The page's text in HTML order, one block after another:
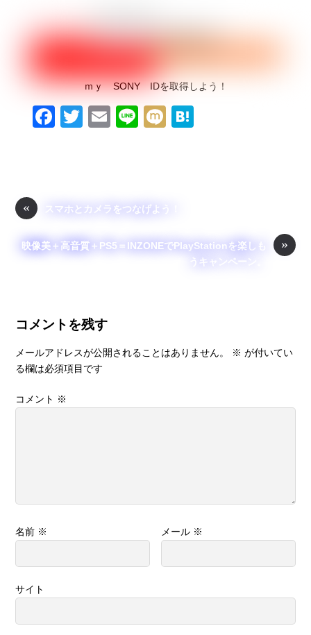
ｍｙ SONY IDを取得しよう！
F
b
o
T
E
Li
M
« スマホとカメラをつなげよう！
»
映像美＋高音質＋PS5＝INZONEでPlayStationを楽しも
うキャンペーン。
コメントを残す
メールアドレスが公開されることはありません。 ※ が付いてい
る欄は必須項目です
コメント ※
名前 ※ メール ※
サイト